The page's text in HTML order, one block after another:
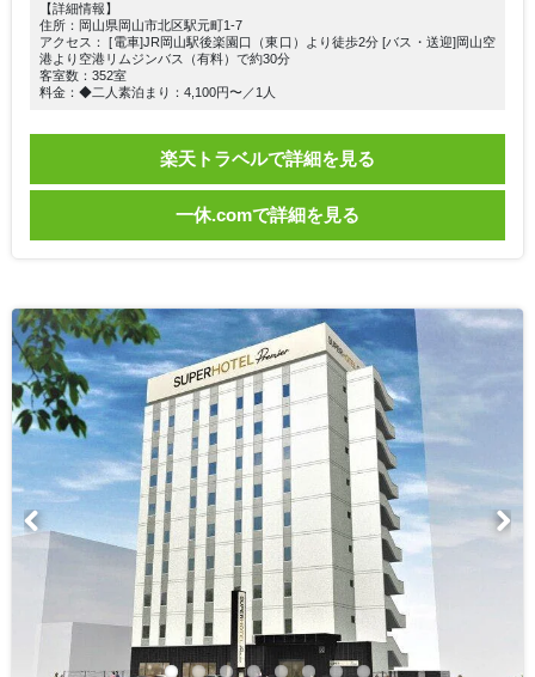
【詳細情報】
住所：岡山県岡山市北区駅元町1-7
アクセス： [電車]JR岡山駅後楽園口（東口）より徒歩2分 [バス・送迎]岡山空
港より空港リムジンバス（有料）で約30分
客室数：352室
料金：◆二人素泊まり：4,100円〜／1人
楽天トラベルで詳細を見る
一休.comで詳細を見る